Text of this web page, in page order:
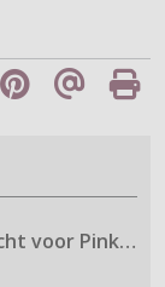
Dam tot Dam Wandeltocht voor Pink Ribbon introduceert nieuwe Stap voor Stap Route van 5 km